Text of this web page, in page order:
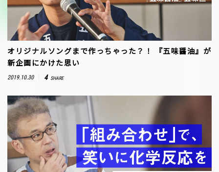
オリジナルソングまで作っちゃった？！ 『五味醤油』が
新企画にかけた思い
2019.10.30 4 SHARE